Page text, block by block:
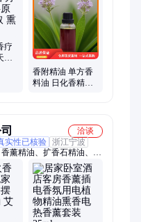
、薰衣草精油、艾纳香
珊瑚姜油、二氢杨梅素、
显齿蛇葡萄叶多酚
疗
然
香附精油 单方香
料油 日化香精调
洽谈
实性已核验 浙江宁波
薰精油、扩香石精油、精
油、香薰厕所香氛、香氛
薰机精油、永生花香薰精
条香薰、无火香薰、电热
水除臭香薰、车载手持喷
喷雾